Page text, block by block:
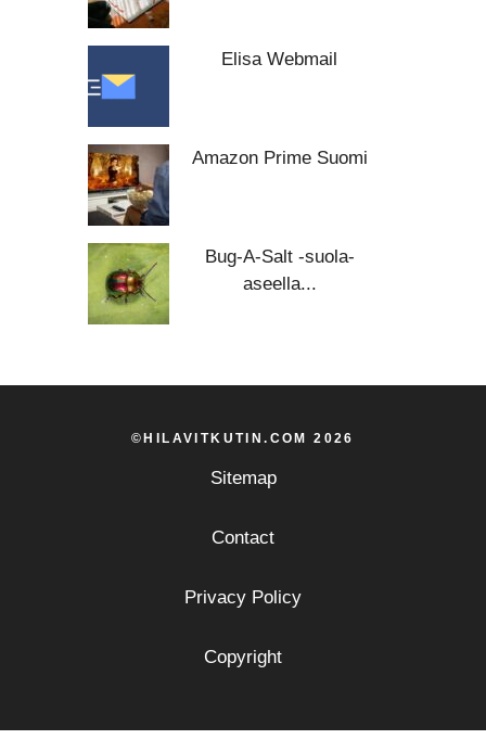
Elisa Webmail
Amazon Prime Suomi
Bug-A-Salt -suola-
aseella...
©HILAVITKUTIN.COM 2026
Sitemap
Contact
Privacy Policy
Copyright